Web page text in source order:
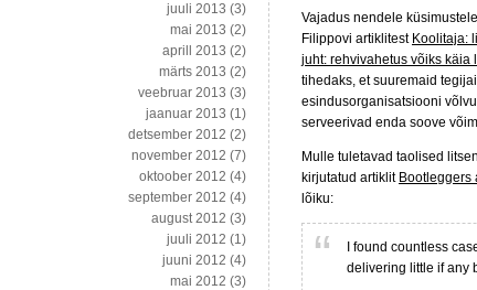
Vajadus nendele
Filippovi artiklitest Koolitaja:
juht: rehvivahetus võiks käia
tihedaks, et suuremaid
esindusorganisatsiooni
serveerivad enda soove
Mulle tuletavad taolised
kirjutatud artiklit Bootleggers
lõiku:
I found countless
delivering little if any
juuli 2013 (3)
mai 2013 (2)
aprill 2013 (2)
märts 2013 (2)
veebruar 2013 (3)
jaanuar 2013 (1)
detsember 2012 (2)
november 2012 (7)
oktoober 2012 (4)
september 2012 (4)
august 2012 (3)
juuli 2012 (1)
juuni 2012 (4)
mai 2012 (3)